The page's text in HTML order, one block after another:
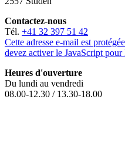
Contactez-nous
Tél. +41 32 397 51 42
Cette adresse e-mail est
devez activer le JavaScript pour
Heures d'ouverture
Du lundi au vendredi
08.00-12.30 / 13.30-18.00